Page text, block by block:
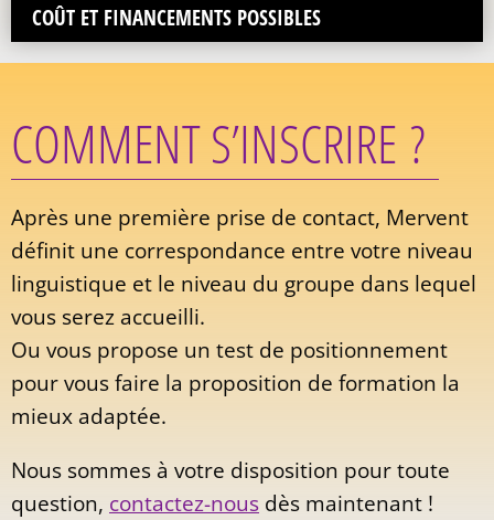
COÛT ET FINANCEMENTS POSSIBLES
COMMENT S’INSCRIRE ?
Après une première prise de contact, Mervent
définit une correspondance entre votre niveau
linguistique et le niveau du groupe dans lequel
vous serez accueilli.
Ou vous propose un test de positionnement
pour vous faire la proposition de formation la
mieux adaptée.
Nous sommes à votre disposition pour toute
question, contactez-nous dès maintenant !